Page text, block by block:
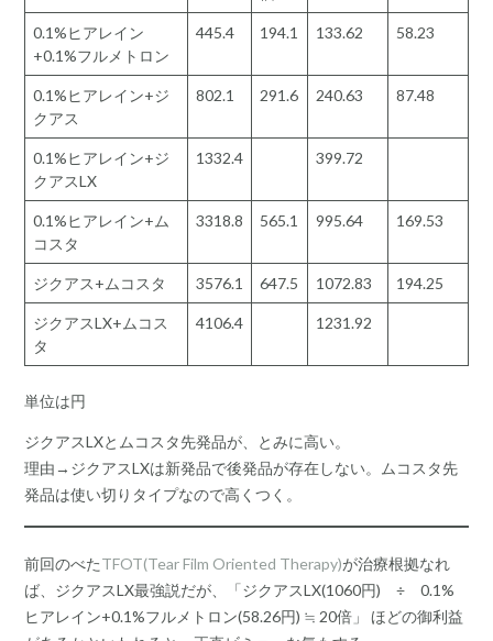
0.1%ヒアレイン
+0.1%フルメトロン
445.4 194.1 133.62 58.23
0.1%ヒアレイン+ジ
クアス
802.1 291.6 240.63 87.48
0.1%ヒアレイン+ジ
クアスLX
1332.4 399.72
0.1%ヒアレイン+ム
コスタ
3318.8 565.1 995.64 169.53
ジクアス+ムコスタ 3576.1 647.5 1072.83 194.25
ジクアスLX+ムコス
タ
4106.4 1231.92
単位は円
ジクアスLXとムコスタ先発品が、とみに高い。
理由→ジクアスLXは新発品で後発品が存在しない。ムコスタ先
発品は使い切りタイプなので高くつく。
前回のべたTFOT(Tear Film Oriented Therapy)が治療根拠なれ
ば、ジクアスLX最強説だが、「ジクアスLX(1060円) ÷ 0.1%
ヒアレイン+0.1%フルメトロン(58.26円) ≒ 20倍」 ほどの御利益